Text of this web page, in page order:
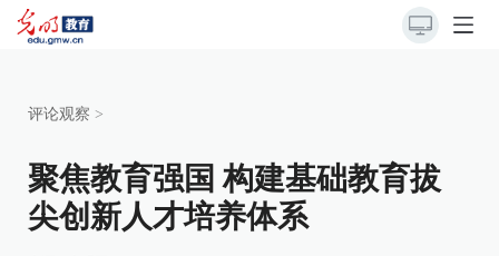
评论观察 >
聚焦教育强国 构建基础教育拔
尖创新人才培养体系